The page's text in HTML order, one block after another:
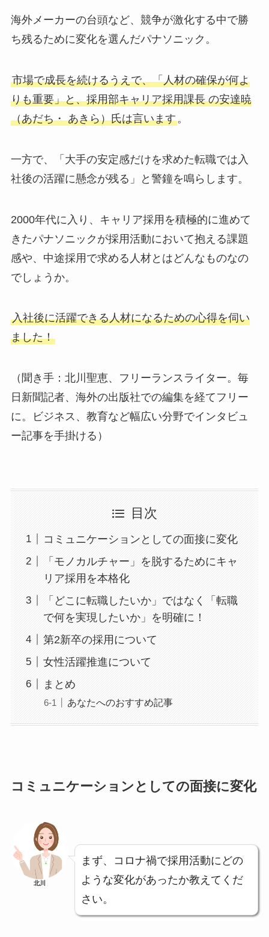
海外メーカーの台頭など、競争が激化する中で勝
ち残るために変化を選んだパナソニック。
市場で成長を続けるうえで、「人材の確保が何よ
りも重要」と、採用部キャリア採用課長 の安達暁
（あだち・ あきら）氏は言います。
一方で、「大手の安定感だけを求めた転職では入
社後の活躍に懸念が残る」と警鐘を鳴らします。
2000年代に入り、キャリア採用を積極的に進めて
きたパナソニックが採用活動において抱える課題
感や、中途採用で求める人材とはどんなものなの
でしょうか。
入社後に活躍できる人材になるための心得を伺い
ました！
（聞き手：北川聖恵、フリーランスライター。毎
日新聞記者、海外の出版社での編集を経てフリー
に。ビジネス、教育など幅広い分野でインタビュ
ー記事を手掛ける）
目次
コミュニケーションとしての面接に変化
「モノカルチャー」を脱するためにキャ
リア採用を本格化
「どこに転職したいか」ではなく「転職
で何を実現したいか」を明確に！
第2新卒の採用について
女性活躍推進について
まとめ
あなたへのおすすめ記事
コミュニケーションとしての面接に変化
北川
まず、コロナ禍で採用活動にどの
ような変化があったか教えてくだ
さい。